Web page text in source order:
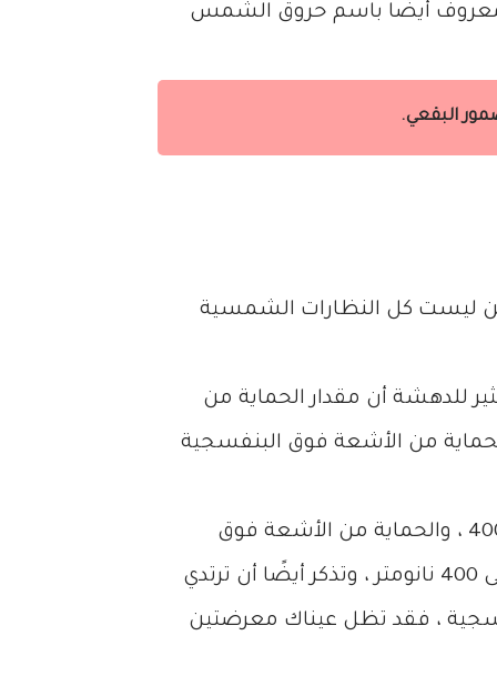
أيضًا باسم حروق الشمس
البقعي.
ليست كل النظارات الشمسية
التي توفر حماية من الأشعة فوق البنفسجية بنسبة 100٪ ، والمثير للدهشة أن مقدار الحماية من
من الأشعة فوق البنفسجية
تأكد من اختيار النظارات الشمسية التي لها ظل من الأشعة فوق البنفسجية 400 ، والحماية من الأشعة فوق
البنفسجية 400 ستمنع أي وجميع الأشعة فوق البنفسجية الضارة من دخول عينيك بأطوال موجية تصل إلى 400 نانومتر ، وتذكر أيضًا أن ترتدي
، فقد تظل عيناك معرضتين